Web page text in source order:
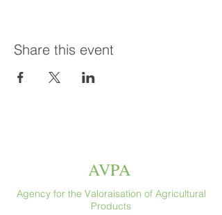
Share this event
AVPA
Agency for the Valoraisation of Agricultural
Products